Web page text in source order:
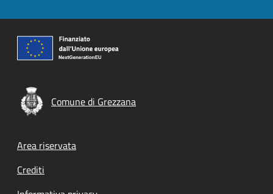
Comune di Grezzana
Footer menu
Area riservata
Crediti